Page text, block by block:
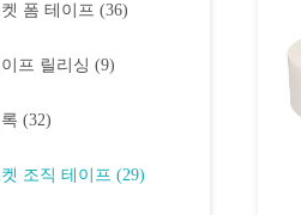
폼 테이프 (36)
프 릴리싱 (9)
(32)
조직 테이프 (29)